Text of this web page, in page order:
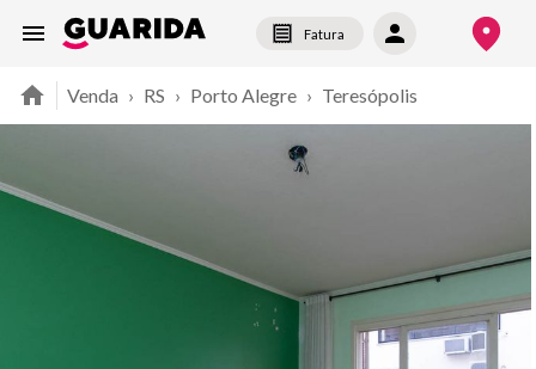
Fatura
Venda › RS › Porto Alegre › Teresópolis